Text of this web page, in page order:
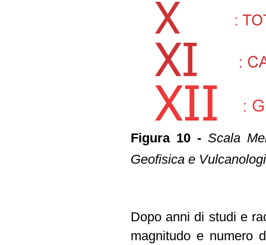
Figura 10 - Scala
Geofisica e
Dopo anni di studi e
magnitudo e numero